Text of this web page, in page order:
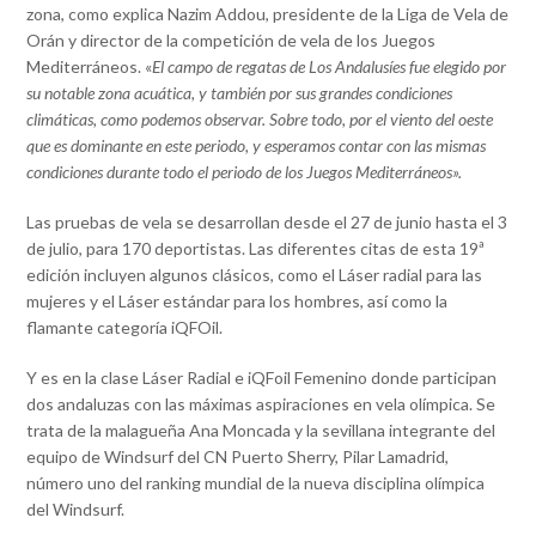
zona, como explica Nazim Addou, presidente de la Liga de Vela de
Orán y director de la competición de vela de los Juegos
Mediterráneos. «El campo de regatas de Los Andalusíes fue elegido por
su notable zona acuática, y también por sus grandes condiciones
climáticas, como podemos observar. Sobre todo, por el viento del oeste
que es dominante en este periodo, y esperamos contar con las mismas
condiciones durante todo el periodo de los Juegos Mediterráneos».
Las pruebas de vela se desarrollan desde el 27 de junio hasta el 3
de julio, para 170 deportistas. Las diferentes citas de esta 19ª
edición incluyen algunos clásicos, como el Láser radial para las
mujeres y el Láser estándar para los hombres, así como la
flamante categoría iQFOil.
Y es en la clase Láser Radial e iQFoil Femenino donde participan
dos andaluzas con las máximas aspiraciones en vela olímpica. Se
trata de la malagueña Ana Moncada y la sevillana integrante del
equipo de Windsurf del CN Puerto Sherry, Pilar Lamadrid,
número uno del ranking mundial de la nueva disciplina olímpica
del Windsurf.